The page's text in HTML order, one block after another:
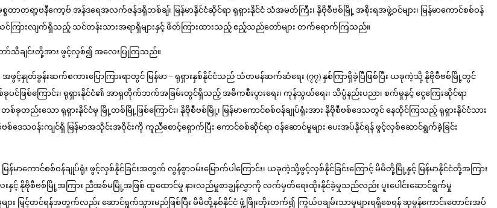
တာတရာ့ဗနီကော့ဗ် အန်ဒရေအလက်ဇန်ဒရိုဘစ်ချ်၊ မြန်မာနိုင်ငံဆိုင်ရာ ရုရှားနိုင်ငံ သံအမတ်ကြီး၊ နိုဗိုစီဗစ်မြို့ အစိုးရအဖွဲ့ဝင်များ၊ မြန်မာကောင်စစ်ဝန်
ာသင်ကြားလျက်ရှိသည့် သင်တန်းသားအရာရှိများနှင့် ဖိတ်ကြားထားသည့် ဧည့်သည်တော်များ တက်ရောက်ကြသည်။
တော်သီချင်းတို့အား ဖွင့်လှစ်၍ အလေးပြုကြသည်။
အဖွင့်နှုတ်ခွန်းဆက်စကားပြောကြားရာတွင် မြန်မာ – ရုရှားနှစ်နိုင်ငံသည် သံတမန်ဆက်ဆံရေး (၇၇) နှစ်ကြာရှိခဲ့ပြီဖြစ်ပြီး ယခုကဲ့သို့ နိုဗိုစီဗစ်မြို့တွင်
ဖြစ်ကြောင်း၊ ရုရှားနိုင်ငံ၏ အာရှတိုက်ဘက်အခြမ်းတွင်ရှိသည့် အဓိကစီးပွားရေး၊ ကုန်သွယ်ရေး၊ သိပ္ပံနည်းပညာ၊ စက်မှုနှင့် ငွေကြေးဆိုင်ရာ
းသော ရုရှားနိုင်ငံမှ မြို့တစ်မြို့ဖြစ်ကြောင်း၊ နိုဗိုစီဗစ်မြို့၊ မြန်မာကောင်စစ်ဝန်ချုပ်ရုံးအား နိုဗိုစီဗစ်ဒေသတွင် နေထိုင်ကြသည့် ရုရှားနိုင်ငံသား
စ်ဒေသဝန်းကျင်ရှိ မြန်မာအသိုင်းအဝိုင်းကို ကူညီစောင့်ရှောက်ပြီး ကောင်စစ်ဆိုင်ရာ ဝန်ဆောင်မှုများ ပေးအပ်နိုင်ရန် ဖွင့်လှစ်ဆောင်ရွက်ခဲ့ခြင်း
ာကောင်စစ်ဝန်ချုပ်ရုံး ဖွင့်လှစ်နိုင်ခြင်းအတွက် လွန်စွာဝမ်းမြောက်ပါကြောင်း၊ ယခုကဲ့သို့ဖွင့်လှစ်နိုင်ခြင်းကြောင့် မိမိတို့မြို့နှင့် မြန်မာနိုင်ငံတို့အကြား
လေးနှင့် နိုဗိုစီဗစ်မြို့အကြား ညီအစ်မမြို့အဖြစ် ထူထောင်မှု နားလည်မှုစာချွန်လွှာကို လက်မှတ်ရေးထိုးနိုင်ခဲ့မှုသည်လည်း ပူးပေါင်းဆောင်ရွက်မှု
ျား မြှင့်တင်ရန်အတွက်လည်း ဆောင်ရွက်သွားမည်ဖြစ်ပြီး မိမိတို့နှစ်နိုင်ငံ ဖွံ့ဖြိုးတိုးတက်၍ ကြွယ်ဝချမ်းသာမှုများရရှိစေရန် ဆုမွန်ကောင်းတောင်းအပ်